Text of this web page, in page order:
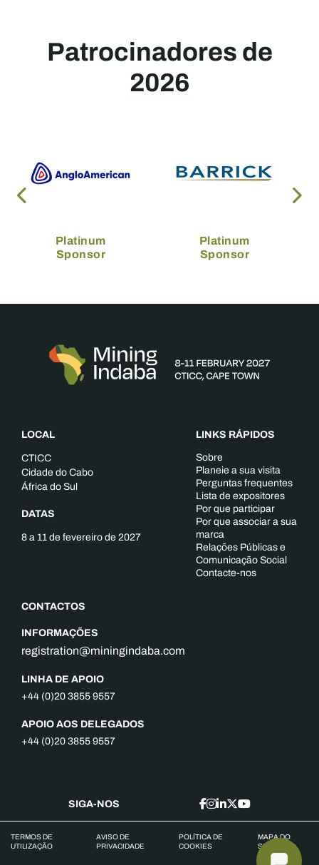
Patrocinadores de
2026
Platinum
Sponsor
Platinum
Sponsor
LOCAL
CTICC
Cidade do Cabo
África do Sul
DATAS
8 a 11 de fevereiro de 2027
CONTACTOS
INFORMAÇÕES
registration@miningindaba.com
LINHA DE APOIO
+44 (0)20 3855 9557
APOIO AOS DELEGADOS
+44 (0)20 3855 9557
LINKS RÁPIDOS
Sobre
Planeie a sua visita
Perguntas frequentes
Lista de expositores
Por que participar
Por que associar a sua
marca
Relações Públicas e
Comunicação Social
Contacte-nos
SIGA-NOS
TERMOS DE
UTILIZAÇÃO
AVISO DE
PRIVACIDADE
POLÍTICA DE
COOKIES
MAPA DO
SITE